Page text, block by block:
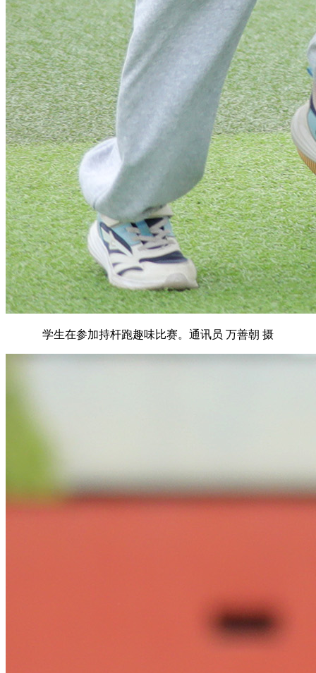
学生在参加持杆跑趣味比赛。通讯员 万善朝 摄